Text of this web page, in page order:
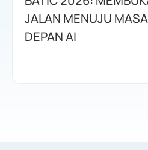
JALAN MENUJU MASA
DEPAN AI